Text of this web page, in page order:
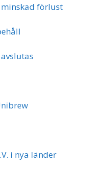
förlust
i nya länder